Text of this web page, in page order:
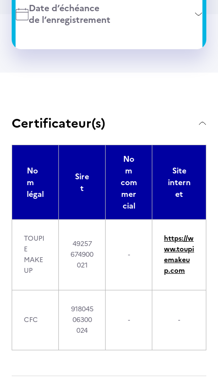
Date d’échéance
de l’enregistrement
Certificateur(s)
No
m
légal
Sire
t
No
m
com
mer
cial
Site
intern
et
TOUPI
E
MAKE
UP
49257
674900
021
-
https://w
ww.toupi
emakeu
p.com
CFC
918045
06300
024
- -